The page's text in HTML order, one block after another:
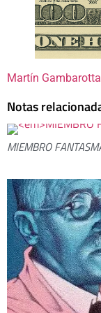
Martín Gambarotta
Notas
MIEMBRO